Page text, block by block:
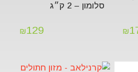
₪
סלומון – 2 ק״ג
₪129